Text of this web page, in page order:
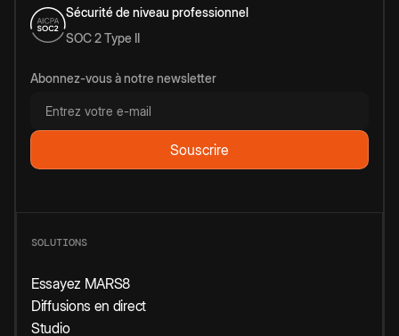
Sécurité de niveau professionnel
SOC 2 Type II
Abonnez-vous à notre newsletter
SOLUTIONS
Essayez MARS8
Diffusions en direct
Studio